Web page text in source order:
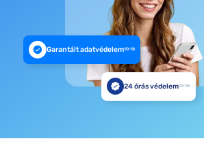
Garantált adatvédelem10:18
24 órás védelem10:18